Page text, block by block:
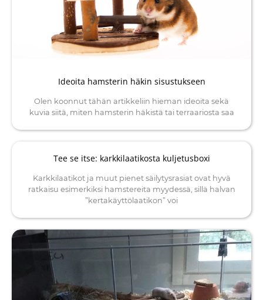
Ideoita hamsterin häkin sisustukseen
Olen koonnut tähän artikkeliin hieman ideoita sekä
kuvia siitä, miten hamsterin häkistä tai terraariosta saa
Tee se itse: karkkilaatikosta kuljetusboxi
Karkkilaatikot ja muut pienet säilytysrasiat ovat hyvä
ratkaisu esimerkiksi hamstereita myydessä, sillä halvan
”kertakäyttölaatikon” voi